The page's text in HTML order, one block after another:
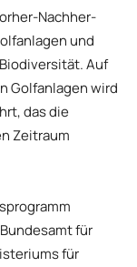
Nachher-
und
Auf
Golfanlagen wird
das die
Zeitraum
für
für